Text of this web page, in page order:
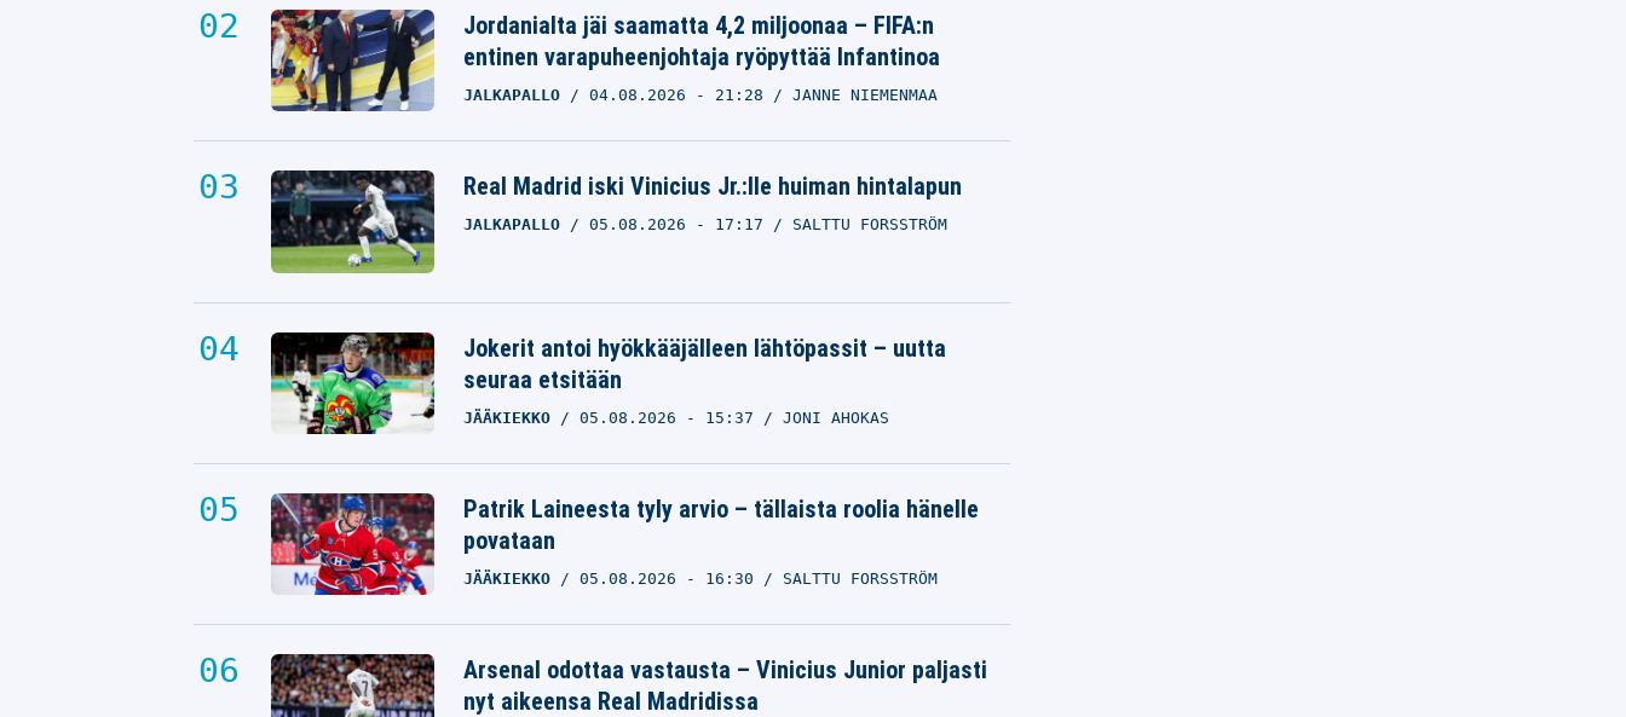
Jordanialta jäi saamatta 4,2 miljoonaa – FIFA:n
entinen varapuheenjohtaja ryöpyttää Infantinoa
JALKAPALLO 04.08.2026 - 21:28 JANNE NIEMENMAA
Real Madrid iski Vinicius Jr.:lle huiman hintalapun
JALKAPALLO 05.08.2026 - 17:17 SALTTU FORSSTRÖM
Jokerit antoi hyökkääjälleen lähtöpassit – uutta
seuraa etsitään
JÄÄKIEKKO 05.08.2026 - 15:37 JONI AHOKAS
Patrik Laineesta tyly arvio – tällaista roolia hänelle
povataan
JÄÄKIEKKO 05.08.2026 - 16:30 SALTTU FORSSTRÖM
Arsenal odottaa vastausta – Vinicius Junior paljasti
nyt aikeensa Real Madridissa